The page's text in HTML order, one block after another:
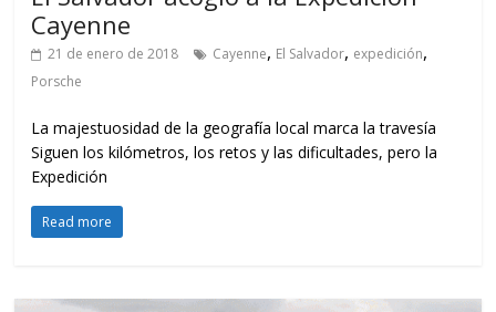
Cayenne
21 de enero de 2018 Cayenne, El Salvador, expedición,
Porsche
La majestuosidad de la geografía local marca la travesía
Siguen los kilómetros, los retos y las dificultades, pero la
Expedición
Read more